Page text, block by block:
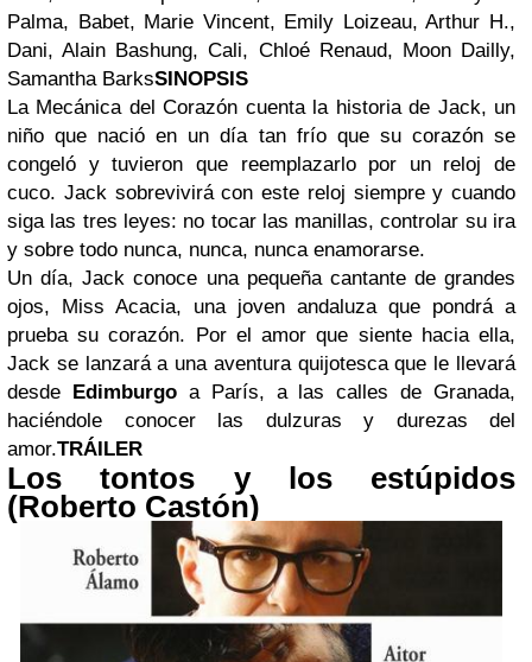
Palma, Babet, Marie Vincent, Emily Loizeau, Arthur H.,
Dani, Alain Bashung, Cali, Chloé Renaud, Moon Dailly,
Samantha BarksSINOPSIS
La Mecánica del Corazón cuenta la historia de Jack, un
niño que nació en un día tan frío que su corazón se
congeló y tuvieron que reemplazarlo por un reloj de
cuco. Jack sobrevivirá con este reloj siempre y cuando
siga las tres leyes: no tocar las manillas, controlar su ira
y sobre todo nunca, nunca, nunca enamorarse.
Un día, Jack conoce una pequeña cantante de grandes
ojos, Miss Acacia, una joven andaluza que pondrá a
prueba su corazón. Por el amor que siente hacia ella,
Jack se lanzará a una aventura quijotesca que le llevará
desde Edimburgoa París, a las calles de Granada,
haciéndole conocer las dulzuras y durezas del
amor.TRÁILER
Los tontos y los estúpidos
(Roberto Castón)